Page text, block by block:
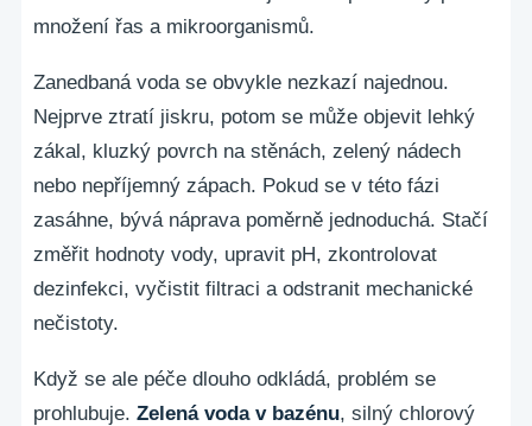
množení řas a mikroorganismů.
Zanedbaná voda se obvykle nezkazí najednou.
Nejprve ztratí jiskru, potom se může objevit lehký
zákal, kluzký povrch na stěnách, zelený nádech
nebo nepříjemný zápach. Pokud se v této fázi
zasáhne, bývá náprava poměrně jednoduchá. Stačí
změřit hodnoty vody, upravit pH, zkontrolovat
dezinfekci, vyčistit filtraci a odstranit mechanické
nečistoty.
Když se ale péče dlouho odkládá, problém se
prohlubuje. Zelená voda v bazénu, silný chlorový